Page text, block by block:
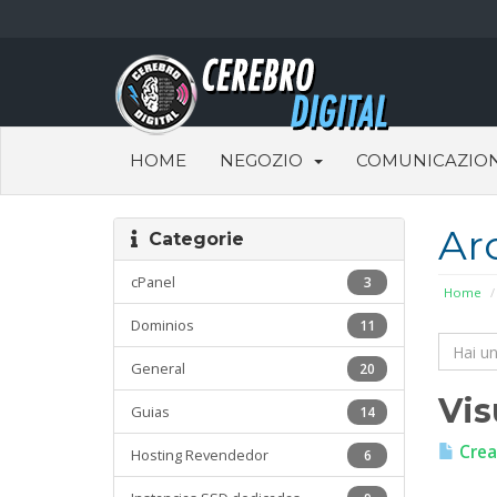
HOME NEGOZIO
Home
Categorie
3
cPanel
11
Dominios
20
General
14
Guias
6
Hosting Revendedor